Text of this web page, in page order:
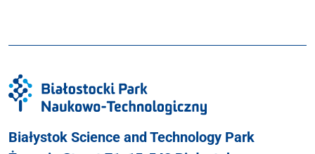
Białystok Science and Technology Park